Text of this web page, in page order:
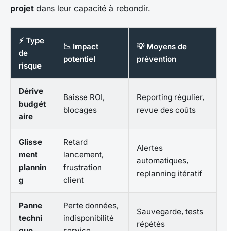
projet dans leur capacité à rebondir.
⚡ Type
de
risque
📉 Impact
potentiel
💡 Moyens de
prévention
Dérive
budgét
aire
Baisse ROI,
blocages
Reporting régulier,
revue des coûts
Glisse
ment
plannin
g
Retard
lancement,
frustration
client
Alertes
automatiques,
replanning itératif
Panne
techni
Perte données,
indisponibilité
Sauvegarde, tests
répétés